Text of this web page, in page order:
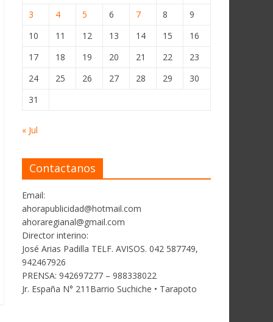
3
4 5 6 7 8
9
10
11 12 13 14 15
16
17
18 19 20 21 22
23
24
25 26 27 28 29
30
31
« Jul
Contactanos
Email:
ahorapublicidad@hotmail.com
ahoraregianal@gmail.com
Director interino:
José Arias Padilla TELF. AVISOS. 042 587749,
942467926
PRENSA: 942697277 – 988338022
Jr. España N° 211Barrio Suchiche • Tarapoto